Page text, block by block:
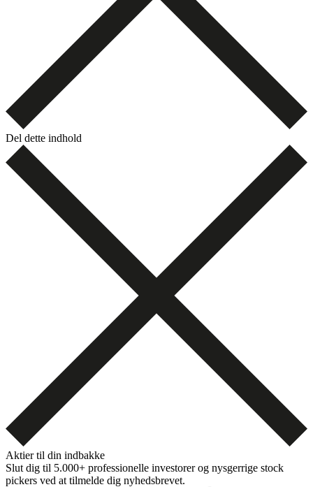
Del dette indhold
Aktier til din indbakke
Slut dig til 5.000+ professionelle investorer og nysgerrige stock
pickers ved at tilmelde dig nyhedsbrevet.